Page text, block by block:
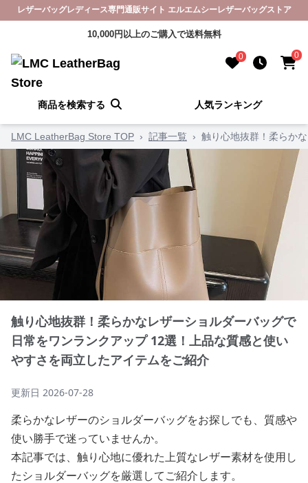
レザーバッグレディース専門通販サイト エルエムシーレザーバッグストア
10,000円以上のご購入で送料無料
0 0
商品を検索する 人気ランキング
LMC LeatherBag Store TOP › 記事一覧 › 触り心地抜群！柔らか
触り心地抜群！柔らかなレザーショルダーバッグで
日常をワンランクアップ 12選！上品な質感と使い
やすさを両立したアイテムをご紹介
更新日 2026-07-28
柔らかなレザーのショルダーバッグをお探しでも、質感や
使い勝手で迷っていませんか。
本記事では、触り心地に優れた上質なレザー素材を使用し
たショルダーバッグを厳選してご紹介します。